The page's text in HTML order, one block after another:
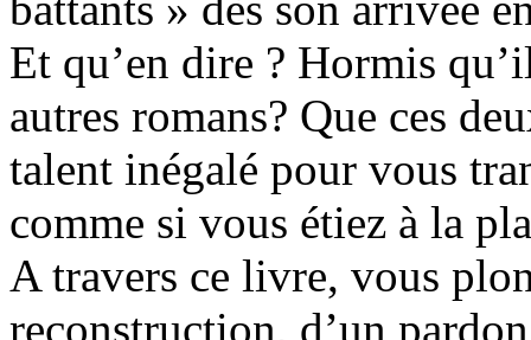
Et qu’en dire ? Hormis
autres romans? Que ces
talent inégalé pour vous
comme si vous étiez à la
A travers ce livre, vous
reconstruction, d’un